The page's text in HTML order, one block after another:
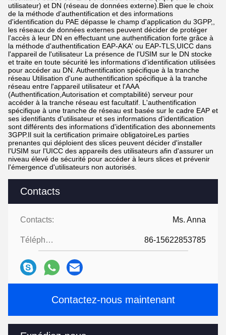
Contacts
Contacts: Ms. Anna
Téléphone: 86-15622853785
Contactez-nous maintenant
utilisateur) et DN (réseau de données externe).Bien que le choix
de la méthode d'authentification et des informations
d'identification du PAE dépasse le champ d'application du 3GPP,,
les réseaux de données externes peuvent décider de protéger
l'accès à leur DN en effectuant une authentification forte grâce à
la méthode d'authentification EAP-AKA' ou EAP-TLS,UICC dans
l'appareil de l'utilisateur La présence de l'USIM sur le DN stocke
et traite en toute sécurité les informations d'identification utilisées
pour accéder au DN. Authentification spécifique à la tranche
réseau Utilisation d'une authentification spécifique à la tranche
réseau entre l'appareil utilisateur et l'AAA
(Authentification,Autorisation et comptabilité) serveur pour
accéder à la tranche réseau est facultatif. L'authentification
spécifique à une tranche de réseau est basée sur le cadre EAP et
ses identifiants d'utilisateur et ses informations d'identification
sont différents des informations d'identification des abonnements
3GPP.Il suit la certification primaire obligatoireLes parties
prenantes qui déploient des slices peuvent décider d'installer
l'USIM sur l'UICC des appareils des utilisateurs afin d'assurer un
niveau élevé de sécurité pour accéder à leurs slices et prévenir
l'émergence d'utilisateurs non autorisés.